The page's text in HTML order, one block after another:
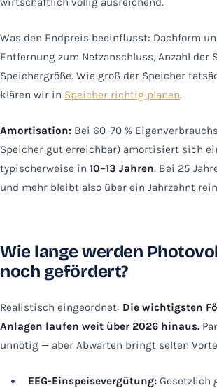
Was den Endpreis beeinflusst: Dachform
Entfernung zum Netzanschluss, Anzahl
Speichergröße. Wie groß der Speicher
klären wir in Speicher richtig planen.
Amortisation: Bei 60–70 %
Speicher gut erreichbar) amortisiert sich
typischerweise in 10–13 Jahren. Bei 25
und mehr bleibt also über ein Jahrzehnt
Wie lange werden
noch gefördert?
Realistisch eingeordnet: Die wichtigsten
Anlagen laufen weit über 2026 hinaus.
unnötig — aber Abwarten bringt selten
EEG-Einspeisevergütung: Gesetzlich